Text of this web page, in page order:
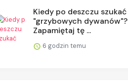
Kiedy po deszczu szukać
"grzybowych dywanów"?
Zapamiętaj tę ...
6 godzin temu